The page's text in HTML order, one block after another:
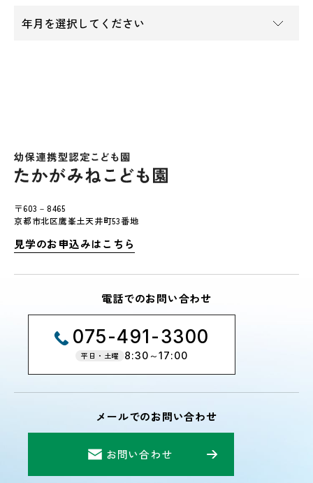
〒603－8465
京都市北区鷹峯土天井町53番地
見学のお申込みはこちら
電話でのお問い合わせ
075-491-3300
平日・土曜 8:30～17:00
メールでのお問い合わせ
お問い合わせ